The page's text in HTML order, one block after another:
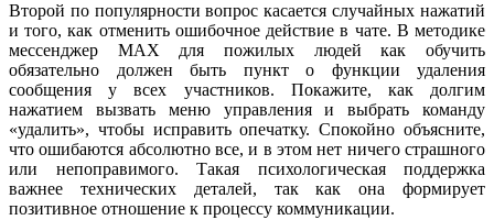
Второй по популярности вопрос касается случайных нажатий
и того, как отменить ошибочное действие в чате. В методике
мессенджер MAX для пожилых людей как обучить
обязательно должен быть пункт о функции удаления
сообщения у всех участников. Покажите, как долгим
нажатием вызвать меню управления и выбрать команду
«удалить», чтобы исправить опечатку. Спокойно объясните,
что ошибаются абсолютно все, и в этом нет ничего страшного
или непоправимого. Такая психологическая поддержка
важнее технических деталей, так как она формирует
позитивное отношение к процессу коммуникации.